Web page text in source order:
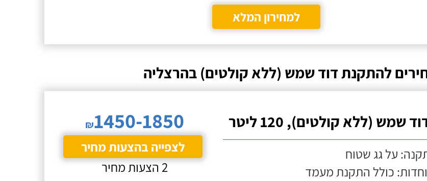
למחירון המלא
להתקנת דוד שמש (ללא קולטים) בהרצליה
שמש (ללא קולטים), 120 ליטר
על גג שטוח
כולל התקנת מעמד
₪1450-1850
לצפייה בהצעות מחיר
2 הצעות מחיר